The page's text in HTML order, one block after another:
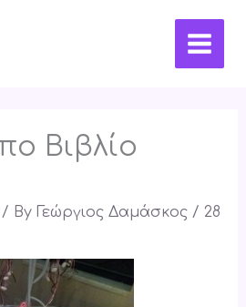
Main
Βιβλίο
/ By Γεώργιος Δαμάσκος / 28